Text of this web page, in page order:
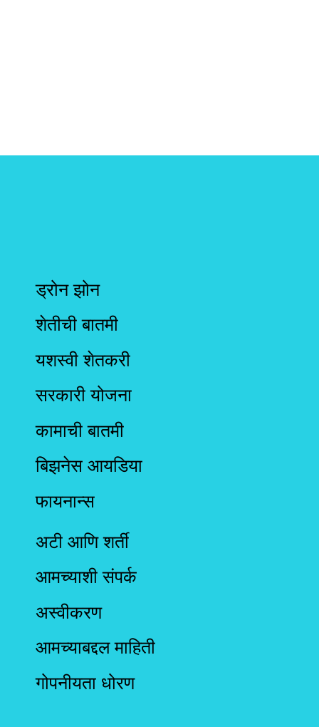
ड्रोन झोन
शेतीची बातमी
यशस्वी शेतकरी
सरकारी योजना
कामाची बातमी
बिझनेस आयडिया
फायनान्स
अटी आणि शर्ती
आमच्याशी संपर्क
अस्वीकरण
आमच्याबद्दल माहिती
गोपनीयता धोरण